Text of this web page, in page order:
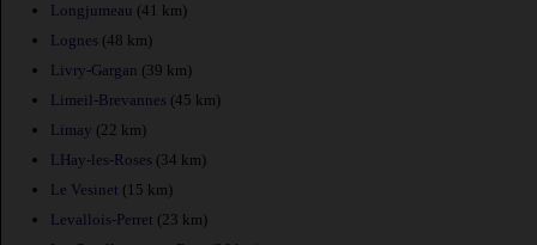
Longjumeau (41 km)
Lognes (48 km)
Livry-Gargan (39 km)
Limeil-Brevannes (45 km)
Limay (22 km)
LHay-les-Roses (34 km)
Le Vesinet (15 km)
Levallois-Perret (23 km)